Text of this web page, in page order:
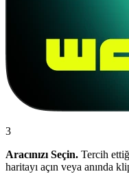
3
Aracınızı Seçin. Tercih
haritayı açın veya anında